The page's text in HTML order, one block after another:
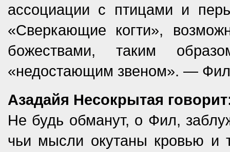
ассоциации с птицами и
«Сверкающие когти»,
божествами, таким
«недостающим звеном». —
Азадайя Несокрытая
Не будь обманут, о Фил,
чьи мысли окутаны кровью и